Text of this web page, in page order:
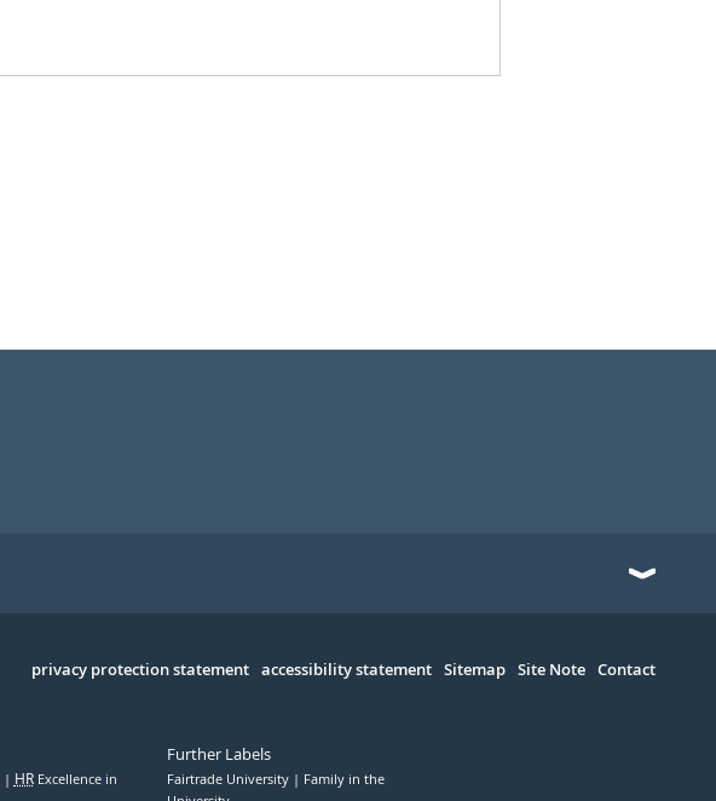
Serivce
privacy protection statement accessibility statement Sitemap Site Note Contact
HRExcellence in
Further Labels
Fairtrade University
Family in the